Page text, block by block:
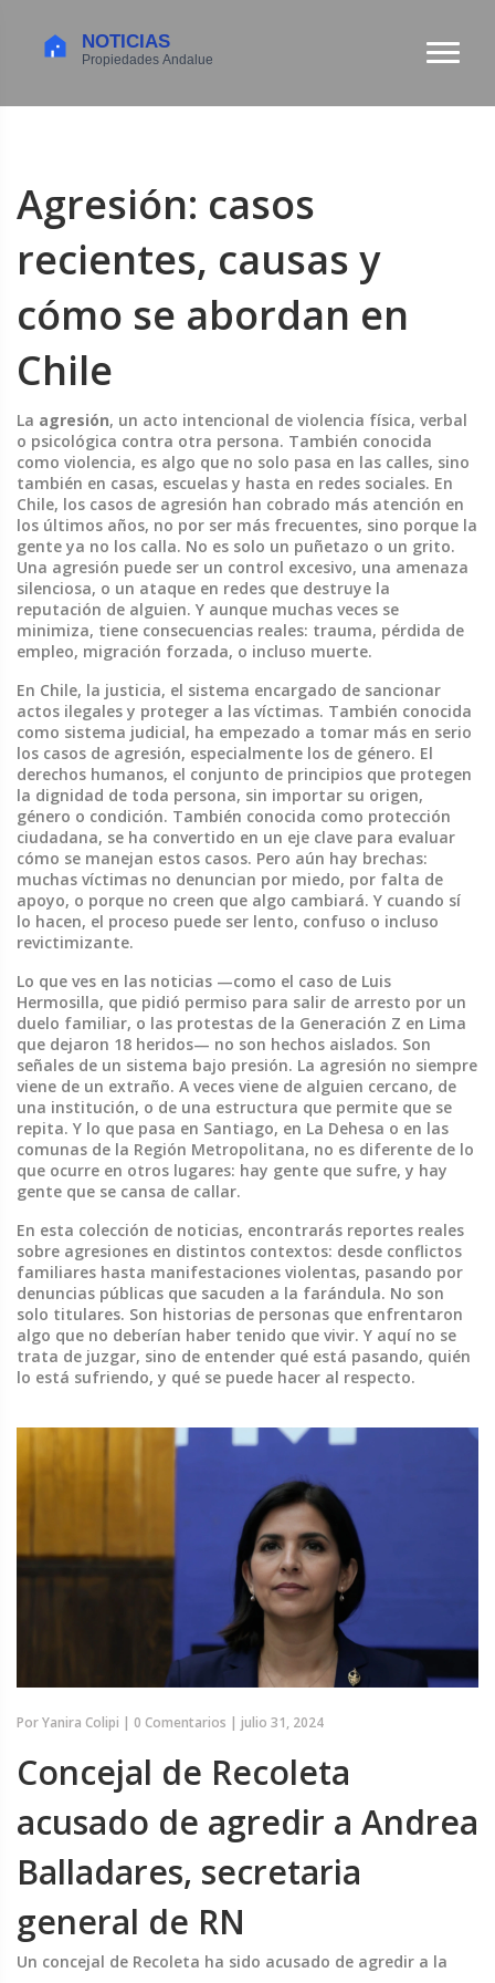
Agresión: casos
recientes, causas y
cómo se abordan en
Chile
La agresión, un acto intencional de violencia física, verbal
o psicológica contra otra persona. También conocida
como violencia, es algo que no solo pasa en las calles, sino
también en casas, escuelas y hasta en redes sociales. En
Chile, los casos de agresión han cobrado más atención en
los últimos años, no por ser más frecuentes, sino porque la
gente ya no los calla. No es solo un puñetazo o un grito.
Una agresión puede ser un control excesivo, una amenaza
silenciosa, o un ataque en redes que destruye la
reputación de alguien. Y aunque muchas veces se
minimiza, tiene consecuencias reales: trauma, pérdida de
empleo, migración forzada, o incluso muerte.
En Chile, la justicia, el sistema encargado de sancionar
actos ilegales y proteger a las víctimas. También conocida
como sistema judicial, ha empezado a tomar más en serio
los casos de agresión, especialmente los de género. El
derechos humanos, el conjunto de principios que protegen
la dignidad de toda persona, sin importar su origen,
género o condición. También conocida como protección
ciudadana, se ha convertido en un eje clave para evaluar
cómo se manejan estos casos. Pero aún hay brechas:
muchas víctimas no denuncian por miedo, por falta de
apoyo, o porque no creen que algo cambiará. Y cuando sí
lo hacen, el proceso puede ser lento, confuso o incluso
revictimizante.
Lo que ves en las noticias —como el caso de Luis
Hermosilla, que pidió permiso para salir de arresto por un
duelo familiar, o las protestas de la Generación Z en Lima
que dejaron 18 heridos— no son hechos aislados. Son
señales de un sistema bajo presión. La agresión no siempre
viene de un extraño. A veces viene de alguien cercano, de
una institución, o de una estructura que permite que se
repita. Y lo que pasa en Santiago, en La Dehesa o en las
comunas de la Región Metropolitana, no es diferente de lo
que ocurre en otros lugares: hay gente que sufre, y hay
gente que se cansa de callar.
En esta colección de noticias, encontrarás reportes reales
sobre agresiones en distintos contextos: desde conflictos
familiares hasta manifestaciones violentas, pasando por
denuncias públicas que sacuden a la farándula. No son
solo titulares. Son historias de personas que enfrentaron
algo que no deberían haber tenido que vivir. Y aquí no se
trata de juzgar, sino de entender qué está pasando, quién
lo está sufriendo, y qué se puede hacer al respecto.
PorYanira Colipi | 0 Comentarios | julio 31, 2024
Concejal de Recoleta
acusado de agredir a Andrea
Balladares, secretaria
general de RN
Un concejal de Recoleta ha sido acusado de agredir a la